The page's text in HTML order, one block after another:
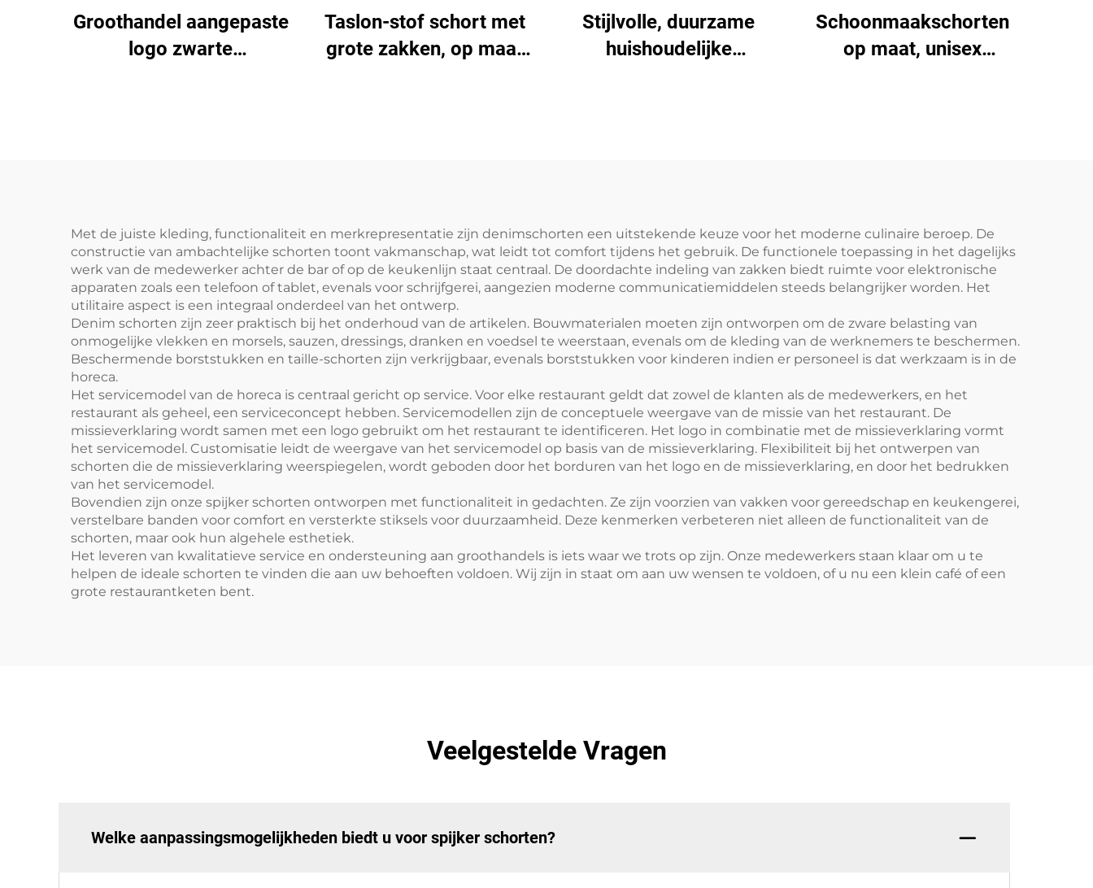
Groothandel aangepaste
logo zwarte
voedselverzorging en
schoonmaken
Taslon-stof schort met
grote zakken, op maat
Stijlvolle, duurzame
huishoudelijke
Schoonmaakschorten
op maat, unisex
Met de juiste kleding, functionaliteit en merkrepresentatie zijn denimschorten een uitstekende keuze voor het moderne culinaire beroep. De
constructie van ambachtelijke schorten toont vakmanschap, wat leidt tot comfort tijdens het gebruik. De functionele toepassing in het dagelijks
werk van de medewerker achter de bar of op de keukenlijn staat centraal. De doordachte indeling van zakken biedt ruimte voor elektronische
apparaten zoals een telefoon of tablet, evenals voor schrijfgerei, aangezien moderne communicatiemiddelen steeds belangrijker worden. Het
utilitaire aspect is een integraal onderdeel van het ontwerp.
Denim schorten zijn zeer praktisch bij het onderhoud van de artikelen. Bouwmaterialen moeten zijn ontworpen om de zware belasting van
onmogelijke vlekken en morsels, sauzen, dressings, dranken en voedsel te weerstaan, evenals om de kleding van de werknemers te beschermen.
Beschermende borststukken en taille-schorten zijn verkrijgbaar, evenals borststukken voor kinderen indien er personeel is dat werkzaam is in de
horeca.
Het servicemodel van de horeca is centraal gericht op service. Voor elke restaurant geldt dat zowel de klanten als de medewerkers, en het
restaurant als geheel, een serviceconcept hebben. Servicemodellen zijn de conceptuele weergave van de missie van het restaurant. De
missieverklaring wordt samen met een logo gebruikt om het restaurant te identificeren. Het logo in combinatie met de missieverklaring vormt
het servicemodel. Customisatie leidt de weergave van het servicemodel op basis van de missieverklaring. Flexibiliteit bij het ontwerpen van
schorten die de missieverklaring weerspiegelen, wordt geboden door het borduren van het logo en de missieverklaring, en door het bedrukken
van het servicemodel.
Bovendien zijn onze spijker schorten ontworpen met functionaliteit in gedachten. Ze zijn voorzien van vakken voor gereedschap en keukengerei,
verstelbare banden voor comfort en versterkte stiksels voor duurzaamheid. Deze kenmerken verbeteren niet alleen de functionaliteit van de
schorten, maar ook hun algehele esthetiek.
Het leveren van kwalitatieve service en ondersteuning aan groothandels is iets waar we trots op zijn. Onze medewerkers staan klaar om u te
helpen de ideale schorten te vinden die aan uw behoeften voldoen. Wij zijn in staat om aan uw wensen te voldoen, of u nu een klein café of een
grote restaurantketen bent.
Veelgestelde Vragen
Welke aanpassingsmogelijkheden biedt u voor spijker schorten?